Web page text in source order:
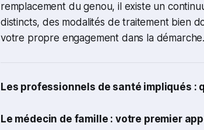
remplacement du genou, il existe un
distincts, des modalités de traitement bien
votre propre engagement dans la démarche.
Les professionnels de santé impliqués :
Le médecin de famille : votre premier